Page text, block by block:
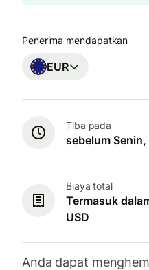
Penerima mendapatkan
EUR
Tiba pada
sebelum
Biaya total
Termasuk
USD
Anda dapat